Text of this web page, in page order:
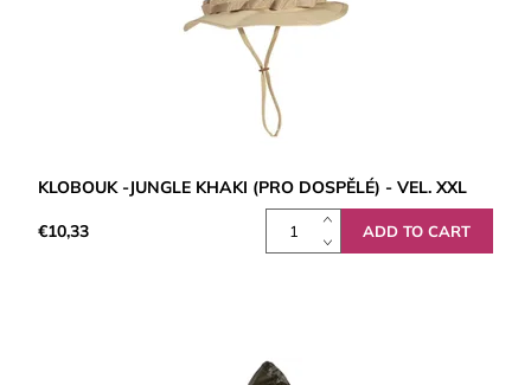
KLOBOUK -JUNGLE KHAKI (PRO DOSPĚLÉ) - VEL. XXL
€10,33